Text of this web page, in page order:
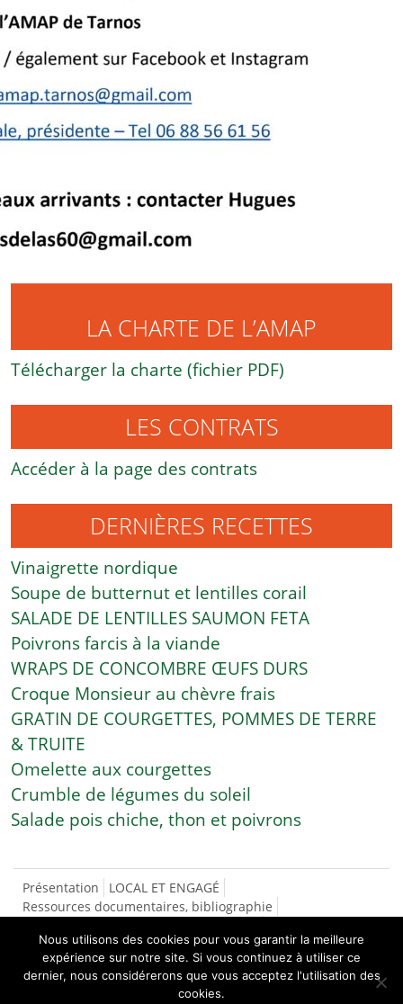
LA CHARTE DE L’AMAP
Télécharger la charte (fichier PDF)
LES CONTRATS
Accéder à la page des contrats
DERNIÈRES RECETTES
Vinaigrette nordique
Soupe de butternut et lentilles corail
SALADE DE LENTILLES SAUMON FETA
Poivrons farcis à la viande
WRAPS DE CONCOMBRE ŒUFS DURS
Croque Monsieur au chèvre frais
GRATIN DE COURGETTES, POMMES DE TERRE
& TRUITE
Omelette aux courgettes
Crumble de légumes du soleil
Salade pois chiche, thon et poivrons
Présentation
LOCAL ET ENGAGÉ
Ressources documentaires, bibliographie
CONTACTS/INSCRIPTIONS LES RECETTES
NOS PRODUCTEURS
ASPERGES
Nous utilisons des cookies pour vous garantir la meilleure
expérience sur notre site. Si vous continuez à utiliser ce
dernier, nous considérerons que vous acceptez l'utilisation des
cookies.